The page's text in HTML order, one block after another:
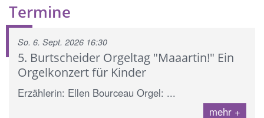
Termine
5. Burtscheider Orgeltag "Maaartin!" Ein
Orgelkonzert für Kinder
So. 6. Sept. 2026 16:30
Erzählerin: Ellen Bourceau Orgel: ...
mehr